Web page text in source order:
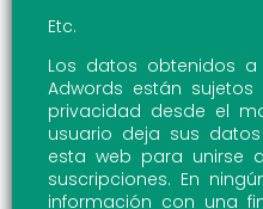
Etc.
Los datos obtenidos
Adwords están
privacidad desde el
usuario deja sus
esta web para unirse
suscripciones. En
información con una